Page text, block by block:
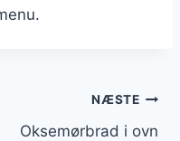
NÆSTE
Oksemørbrad i ovn